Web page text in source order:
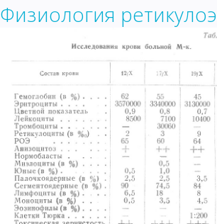
Физиология